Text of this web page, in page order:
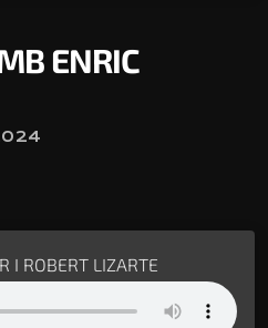
ENRIC
I ROBERT LIZARTE